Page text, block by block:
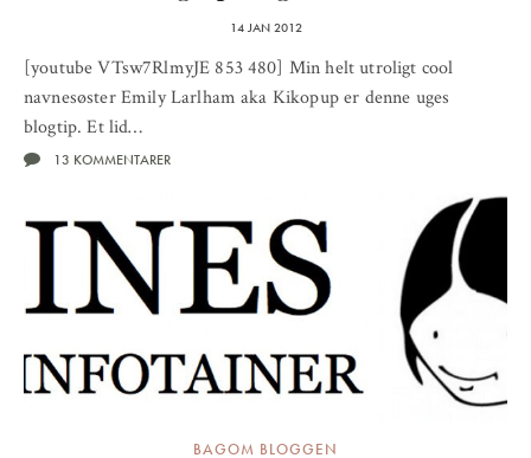
14 JAN 2012
[youtube VTsw7RlmyJE 853 480] Min helt utroligt cool
navnesøster Emily Larlham aka Kikopup er denne uges
blogtip. Et lid…
13 KOMMENTARER
BAGOM BLOGGEN